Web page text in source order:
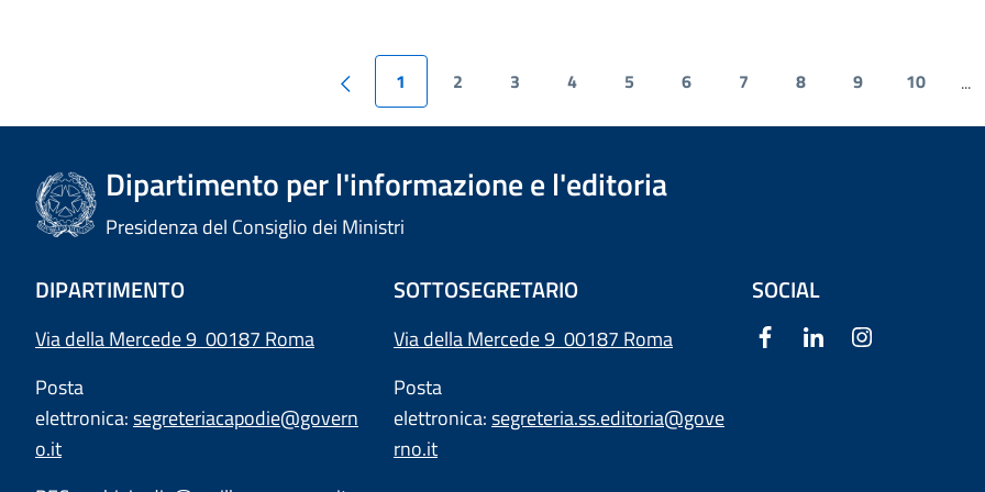
1 2 3 4 5 6 7 8 9 10 ...
Dipartimento per l'informazione e l'editoria
Presidenza del Consiglio dei Ministri
DIPARTIMENTO
Via della Mercede 9 00187 Roma
Posta
elettronica:segreteriacapodie@govern
o.it
SOTTOSEGRETARIO
Via della Mercede 9 00187 Roma
Posta
elettronica:segreteria.ss.editoria@gove
rno.it
SOCIAL